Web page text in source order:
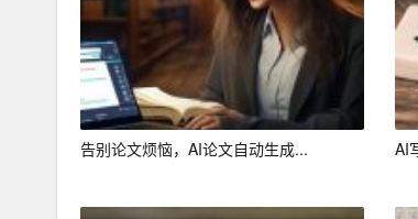
时代焕发出新的生命力。同时，AI写作
3. 个性化写作与定制化创作
AI写作可以根据读者的需求，进行个性
品。这种定制化创作，使得文学作品更
告别论文烦恼，AI论文自动生成... AI